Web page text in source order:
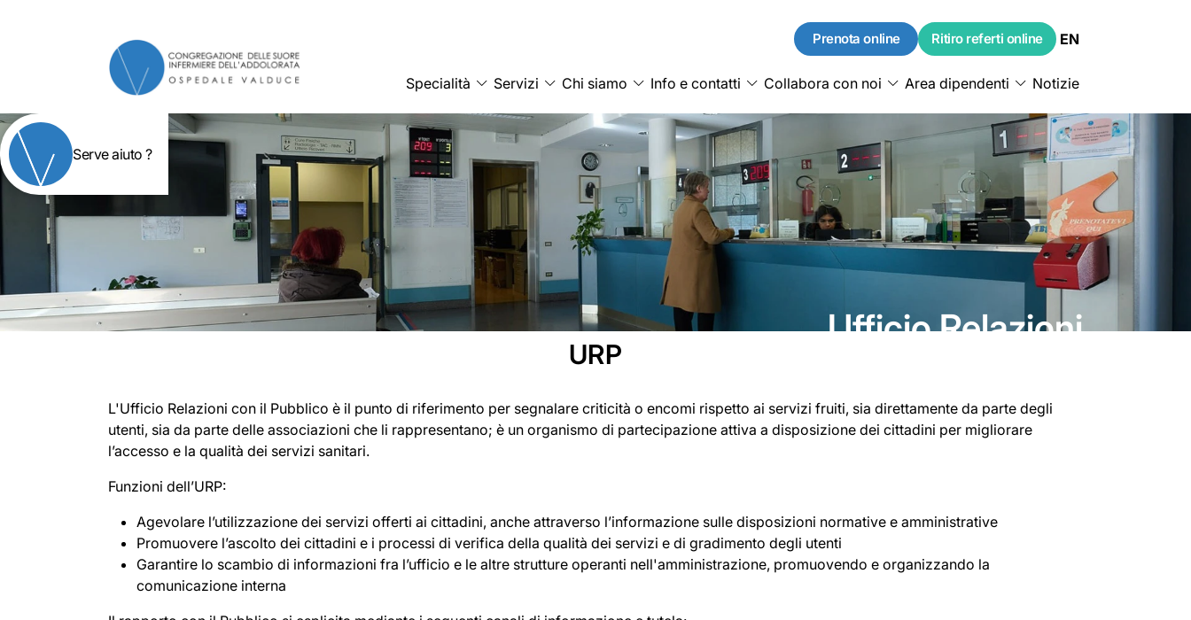
Specialità Servizi Chi siamo Info e contatti Collabora con noi Area dipendenti Notizie
Prenota online Ritiro referti online EN
Serve aiuto ?
Ufficio Relazioni
URP
L'Ufficio Relazioni con il Pubblico è il punto di riferimento per segnalare criticità o encomi rispetto ai servizi fruiti, sia direttamente da parte degli
utenti, sia da parte delle associazioni che li rappresentano; è un organismo di partecipazione attiva a disposizione dei cittadini per migliorare
l’accesso e la qualità dei servizi sanitari.
Funzioni dell’URP:
Agevolare l’utilizzazione dei servizi offerti ai cittadini, anche attraverso l’informazione sulle disposizioni normative e amministrative
Promuovere l’ascolto dei cittadini e i processi di verifica della qualità dei servizi e di gradimento degli utenti
Garantire lo scambio di informazioni fra l’ufficio e le altre strutture operanti nell'amministrazione, promuovendo e organizzando la
comunicazione interna